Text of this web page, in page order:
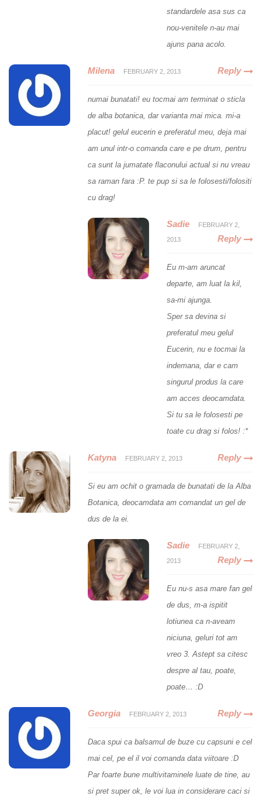
standardele asa sus ca
nou-venitele n-au mai
ajuns pana acolo.
Milena FEBRUARY 2, 2013 Reply
numai bunatati! eu tocmai am terminat o sticla
de alba botanica, dar varianta mai mica. mi-a
placut! gelul eucerin e preferatul meu, deja mai
am unul intr-o comanda care e pe drum, pentru
ca sunt la jumatate flaconului actual si nu vreau
sa raman fara :P. te pup si sa le folosesti/folositi
cu drag!
Sadie FEBRUARY 2,
2013 Reply
Eu m-am aruncat
departe, am luat la kil,
sa-mi ajunga.
Sper sa devina si
preferatul meu gelul
Eucerin, nu e tocmai la
indemana, dar e cam
singurul produs la care
am acces deocamdata.
Si tu sa le folosesti pe
toate cu drag si folos! :*
Katyna FEBRUARY 2, 2013 Reply
Si eu am ochit o gramada de bunatati de la Alba
Botanica, deocamdata am comandat un gel de
dus de la ei.
Sadie FEBRUARY 2,
2013 Reply
Eu nu-s asa mare fan gel
de dus, m-a ispitit
lotiunea ca n-aveam
niciuna, geluri tot am
vreo 3. Astept sa citesc
despre al tau, poate,
poate… :D
Georgia FEBRUARY 2, 2013 Reply
Daca spui ca balsamul de buze cu capsuni e cel
mai cel, pe el il voi comanda data viitoare :D
Par foarte bune multivitaminele luate de tine, au
si pret super ok, le voi lua in considerare caci si